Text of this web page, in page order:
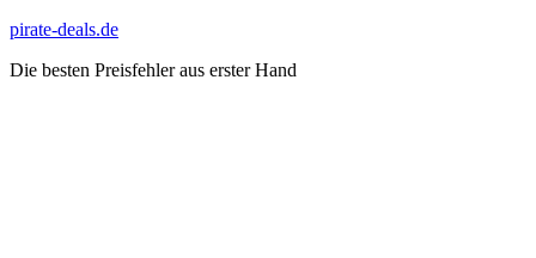
Zum
springen
pirate-deals.de
Die besten Preisfehler aus erster Hand